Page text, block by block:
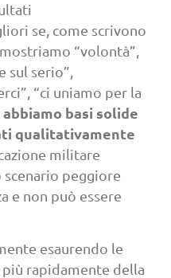
se, come scrivono
“volontà”,
sul serio”,
“ci uniamo per la
abbiamo basi solide
qualitativamente
militare
peggiore
e non può essere
esaurendo le
rapidamente della